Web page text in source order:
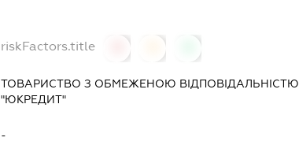
riskFactors.title
ТОВАРИСТВО З ОБМЕЖЕНОЮ ВІДПОВІДАЛЬНІСТЮ
"ЮКРЕДИТ"
-